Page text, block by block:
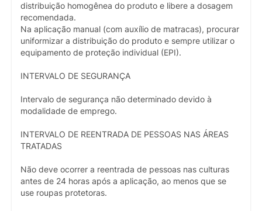
distribuição homogênea do produto e libere a dosagem
recomendada.
Na aplicação manual (com auxílio de matracas), procurar
uniformizar a distribuição do produto e sempre utilizar o
equipamento de proteção individual (EPI).
INTERVALO DE SEGURANÇA
Intervalo de segurança não determinado devido à
modalidade de emprego.
INTERVALO DE REENTRADA DE PESSOAS NAS ÁREAS
TRATADAS
Não deve ocorrer a reentrada de pessoas nas culturas
antes de 24 horas após a aplicação, ao menos que se
use roupas protetoras.